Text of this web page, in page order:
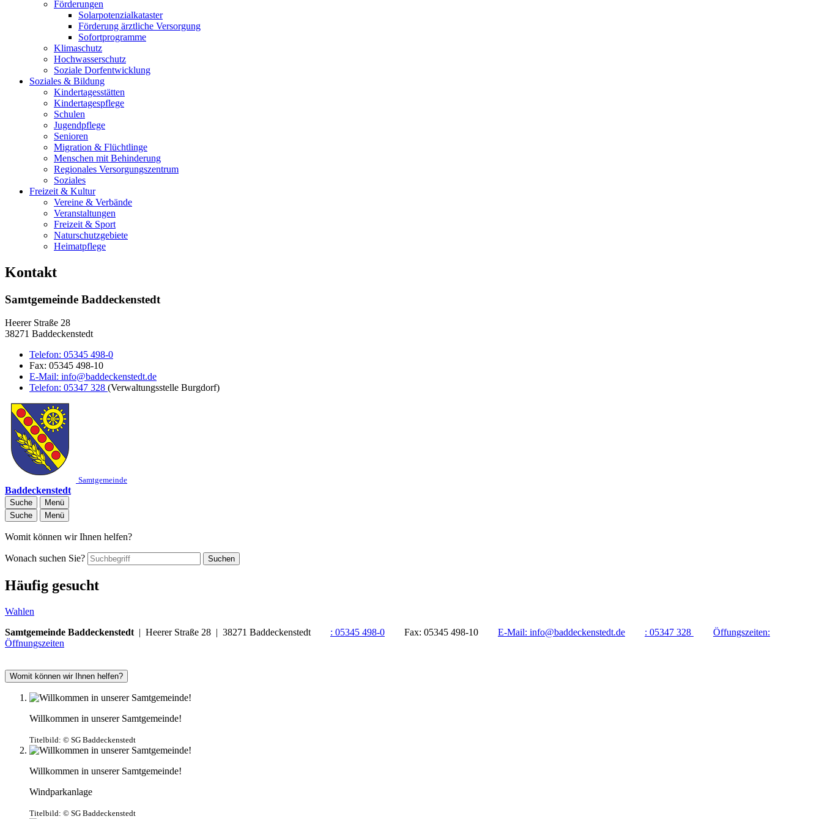
Förderungen
Solarpotenzialkataster
Förderung ärztliche Versorgung
Sofortprogramme
Klimaschutz
Hochwasserschutz
Soziale Dorfentwicklung
Soziales & Bildung
Kindertagesstätten
Kindertagespflege
Schulen
Jugendpflege
Senioren
Migration & Flüchtlinge
Menschen mit Behinderung
Regionales Versorgungszentrum
Soziales
Freizeit & Kultur
Vereine & Verbände
Veranstaltungen
Freizeit & Sport
Naturschutzgebiete
Heimatpflege
Kontakt
Samtgemeinde Baddeckenstedt
Heerer Straße 28
38271 Baddeckenstedt
Telefon: 05345 498-0
Fax: 05345 498-10
E-Mail: info@baddeckenstedt.de
Telefon: 05347 328 (Verwaltungsstelle Burgdorf)
Samtgemeinde
Baddeckenstedt
Suche
Menü
Suche
Menü
Womit können wir Ihnen helfen?
Wonach suchen Sie? Suchen
Häufig gesucht
Wahlen
Samtgemeinde Baddeckenstedt | Heerer Straße 28 | 38271 Baddeckenstedt : 05345 498-0 Fax: 05345 498-10 E-Mail: info@baddeckenstedt.de : 05347 328
Öffungszeiten:
Öffnungszeiten
Womit können wir Ihnen helfen?
Willkommen in unserer Samtgemeinde!
Titelbild: © SG Baddeckenstedt
Willkommen in unserer Samtgemeinde!
Windparkanlage
Titelbild: © SG Baddeckenstedt